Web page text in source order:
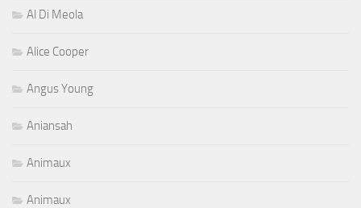
Al Di Meola
Alice Cooper
Angus Young
Aniansah
Animaux
Animaux